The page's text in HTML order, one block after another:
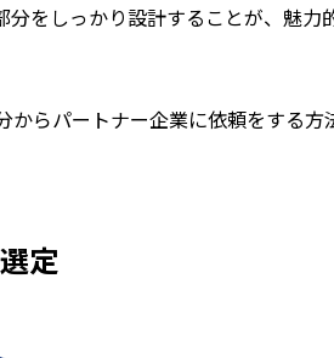
分をしっかり設計することが、魅力
らパートナー企業に依頼をする方
定